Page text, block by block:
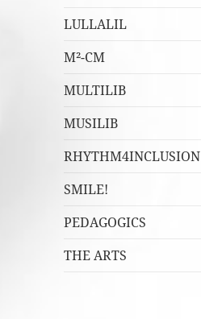
LULLALIL
M²-CM
MULTILIB
MUSILIB
RHYTHM4INCLUSION
SMILE!
PEDAGOGICS
THE ARTS